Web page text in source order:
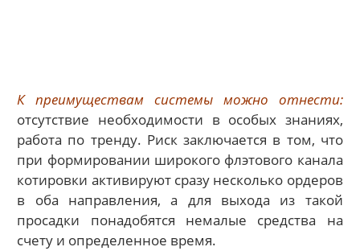
К преимуществам системы можно отнести:
отсутствие необходимости в особых знаниях,
работа по тренду. Риск заключается в том, что
при формировании широкого флэтового канала
котировки активируют сразу несколько ордеров
в оба направления, а для выхода из такой
просадки понадобятся немалые средства на
счету и определенное время.